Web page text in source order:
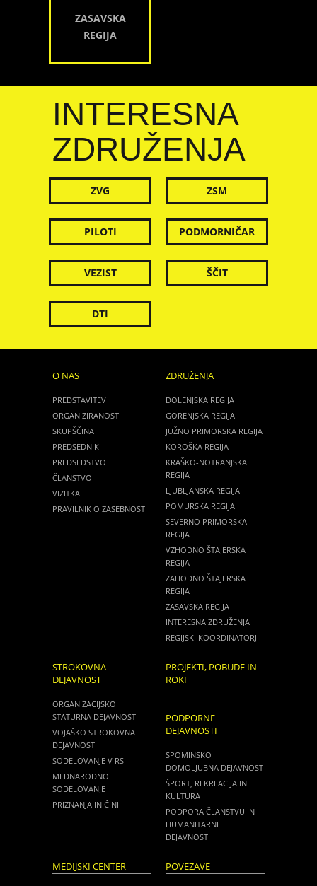
ZASAVSKA
REGIJA
INTERESNA
ZDRUŽENJA
ZVG ZSM
PILOTI PODMORNIČAR
VEZIST ŠČIT
DTI
O NAS
PREDSTAVITEV
ORGANIZIRANOST
SKUPŠČINA
PREDSEDNIK
PREDSEDSTVO
ČLANSTVO
VIZITKA
PRAVILNIK O ZASEBNOSTI
ZDRUŽENJA
DOLENJSKA REGIJA
GORENJSKA REGIJA
JUŽNO PRIMORSKA REGIJA
KOROŠKA REGIJA
KRAŠKO-NOTRANJSKA
REGIJA
LJUBLJANSKA REGIJA
POMURSKA REGIJA
SEVERNO PRIMORSKA
REGIJA
VZHODNO ŠTAJERSKA
REGIJA
ZAHODNO ŠTAJERSKA
REGIJA
ZASAVSKA REGIJA
INTERESNA ZDRUŽENJA
REGIJSKI KOORDINATORJI
STROKOVNA
DEJAVNOST
ORGANIZACIJSKO
STATURNA DEJAVNOST
VOJAŠKO STROKOVNA
DEJAVNOST
SODELOVANJE V RS
MEDNARODNO
SODELOVANJE
PRIZNANJA IN ČINI
PROJEKTI, POBUDE IN
ROKI
PODPORNE
DEJAVNOSTI
SPOMINSKO
DOMOLJUBNA DEJAVNOST
ŠPORT, REKREACIJA IN
KULTURA
PODPORA ČLANSTVU IN
HUMANITARNE
DEJAVNOSTI
MEDIJSKI CENTER POVEZAVE